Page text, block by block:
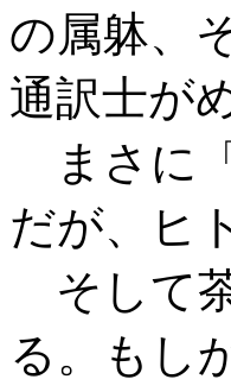
の属躰、
通訳士が
まさに
だが、ヒ
そして
る。もし